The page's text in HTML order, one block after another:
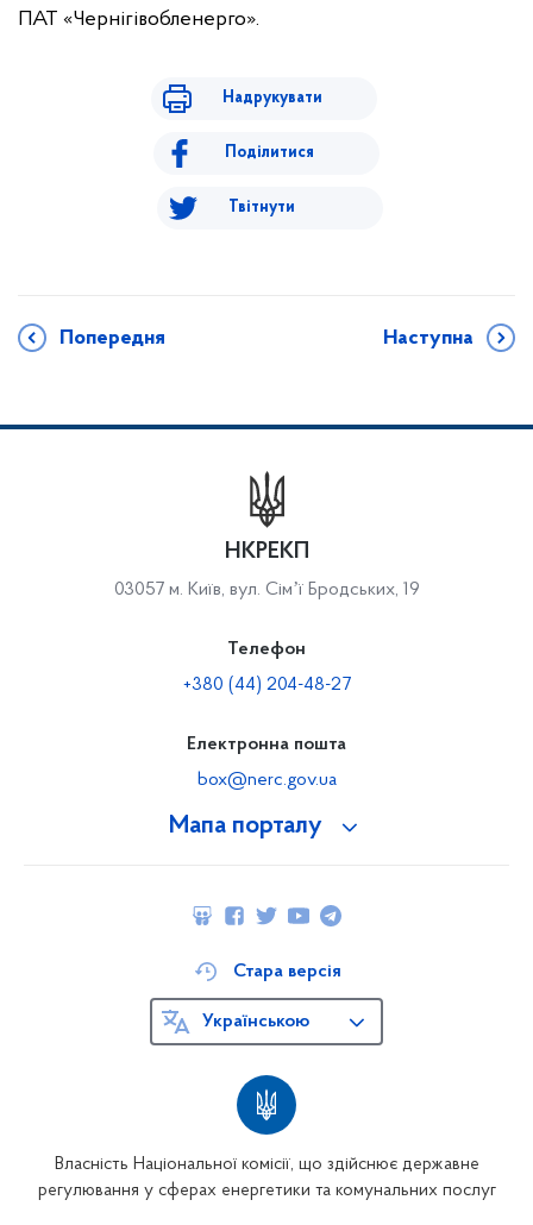
ПАТ «Чернігівобленерго».
Надрукувати
Поділитися
Твітнути
Попередня Наступна
Мапа порталу
НКРЕКП
03057 м. Київ, вул. Сімʼї Бродських, 19
Телефон
+380 (44) 204-48-27
Електронна пошта
box@nerc.gov.ua
Власність Національної комісії, що здійснює державне
регулювання у сферах енергетики та комунальних послуг
Стара версія
Українською